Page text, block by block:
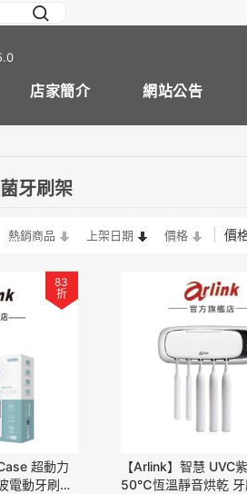
店家簡介 網站公告
牙刷架
熱銷商品 上架日期 價格 價
83
折
超動力
電動牙刷
【Arlink】智慧 UVC
50℃恆溫靜音烘乾 牙